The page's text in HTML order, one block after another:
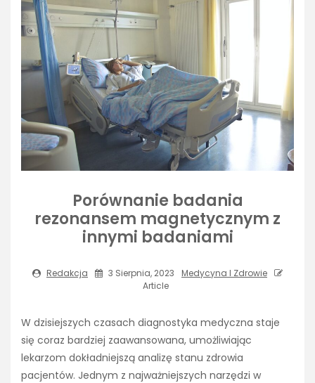
Porównanie badania
rezonansem magnetycznym z
innymi badaniami
Redakcja 3 Sierpnia, 2023
Medycyna I Zdrowie
Article
W dzisiejszych czasach diagnostyka medyczna staje
się coraz bardziej zaawansowana, umożliwiając
lekarzom dokładniejszą analizę stanu zdrowia
pacjentów. Jednym z najważniejszych narzędzi w